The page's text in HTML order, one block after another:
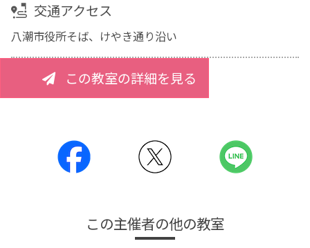
交通アクセス
八潮市役所そば、けやき通り沿い
この教室の詳細を見る
この主催者の他の教室